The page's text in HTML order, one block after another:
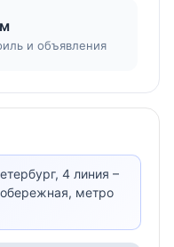
и объявления
4 линия –
метро